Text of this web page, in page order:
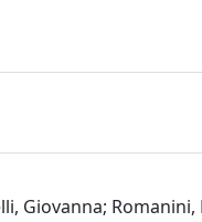
Giovanna; Romanini,